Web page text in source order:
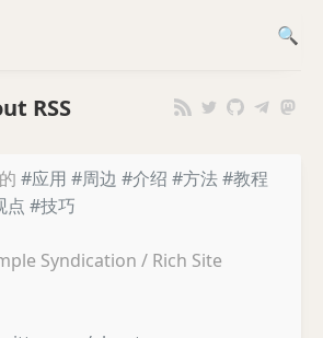
RSS
#应用 #周边 #介绍 #方法#教程
点 #技巧
Syndication / Rich Site